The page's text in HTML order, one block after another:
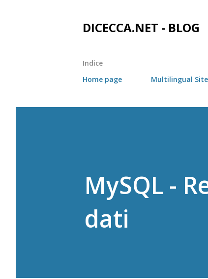
DICECCA.NET - BLOG
Indice
Home page
Multilingual Site
MySQL -
dati